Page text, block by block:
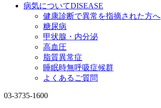
病気についてDISEASE
健康診断で異常を指摘された方へ
糖尿病
甲状腺・内分泌
高血圧
脂質異常症
睡眠時無呼吸症候群
よくあるご質問
03-3735-1600